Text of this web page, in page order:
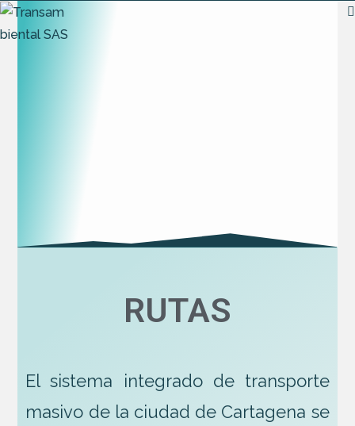
RUTAS
El sistema integrado de transporte
masivo de la ciudad de Cartagena se